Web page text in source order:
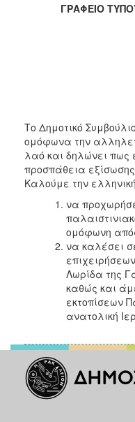
2019
2012
2011
2010
2006
ΑΝΘΕΚΤΙΚΗ
ΓΡΑΦΕΙΟ
Το Δημοτικό
ομόφωνα την
λαό και δηλώνει πως
προσπάθεια
Καλούμε την
να
ομόφωνη
να καλέσει
Λωρίδα της
καθώς και
εκτοπίσεων
ανατολική